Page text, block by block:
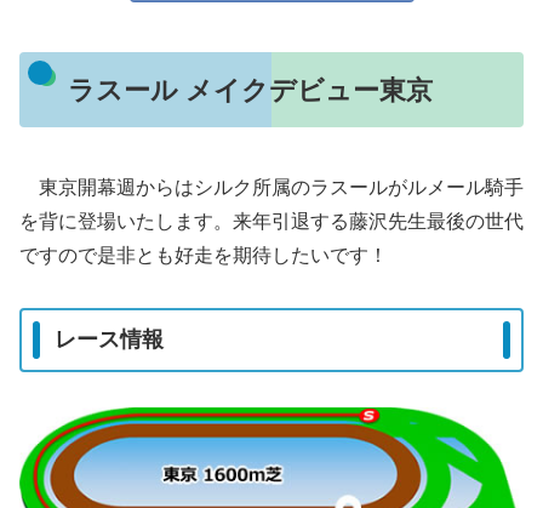
ラスール メイクデビュー東京
東京開幕週からはシルク所属のラスールがルメール騎手
を背に登場いたします。来年引退する藤沢先生最後の世代
ですので是非とも好走を期待したいです！
レース情報